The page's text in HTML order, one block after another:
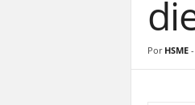
Por HSME-